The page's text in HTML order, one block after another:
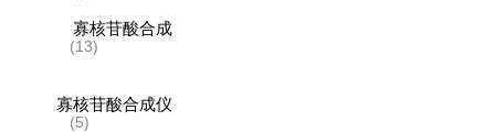
寡核苷酸合成
(13)
寡核苷酸合成仪
(5)